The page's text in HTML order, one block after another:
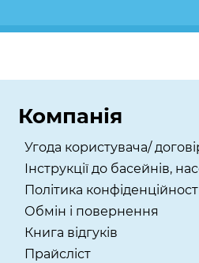
Компанія
Угода користувача/
Інструкції до басейнів,
Політика
Обмін і повернення
Книга відгуків
Прайсліст